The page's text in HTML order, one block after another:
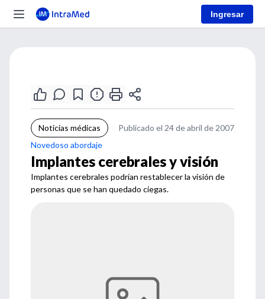
Ingresar
Noticias médicas
Publicado el 24 de abril de 2007
Novedoso abordaje
Implantes cerebrales y visión
Implantes cerebrales podrían restablecer la visión de
personas que se han quedado ciegas.